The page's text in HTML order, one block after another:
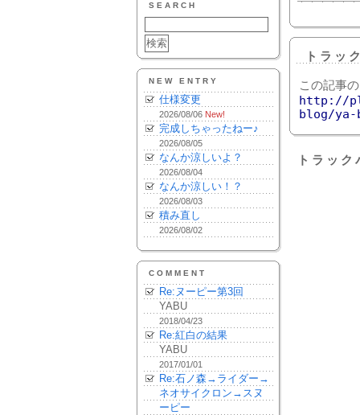
SEARCH
NEW ENTRY
仕様変更
2026/08/06 New!
完成しちゃったねー♪
2026/08/05
なんか涼しいよ？
2026/08/04
なんか涼しい！？
2026/08/03
積み直し
2026/08/02
COMMENT
Re:ヌーピー第3回
YABU
2018/04/23
Re:紅白の結果
YABU
2017/01/01
Re:石ノ森→ライダー→
ネオサイクロン→スヌ
ーピー
トラッ
この記事
http://
blog/ya-
トラッ